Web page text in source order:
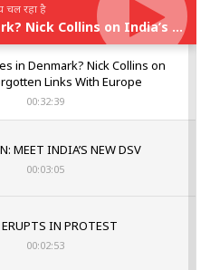
चल रहा है
Rigvedic Names in Denmark? Nick Collins on India’s Forgotten Links With Europe
in Denmark? Nick Collins on
Links With Europe
00:32:39
MEET INDIA’S NEW DSV
00:03:05
ERUPTS IN PROTEST
00:02:53